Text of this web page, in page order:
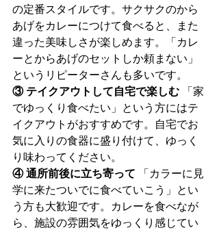
の定番スタイルです。サクサクのから
あげをカレーにつけて食べると、また
違った美味しさが楽しめます。「カレ
ーとからあげのセットしか頼まない」
というリピーターさんも多いです。
③ テイクアウトして自宅で楽しむ 「家
でゆっくり食べたい」という方にはテ
イクアウトがおすすめです。自宅でお
気に入りの食器に盛り付けて、ゆっく
り味わってください。
④ 通所前後に立ち寄って 「カラーに見
学に来たついでに食べていこう」とい
う方も大歓迎です。カレーを食べなが
ら、施設の雰囲気をゆっくり感じてい